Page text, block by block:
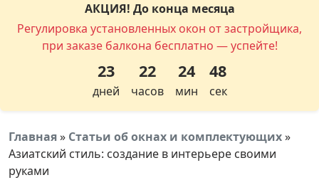
АКЦИЯ! До конца месяца
Регулировка установленных окон от застройщика,
при заказе балкона бесплатно — успейте!
23
дней
22
часов
24
мин
48
сек
Главная» Статьи об окнах и комплектующих»
Азиатский стиль: создание в интерьере своими
руками